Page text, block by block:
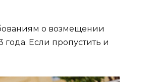
о возмещении
года. Если пропустить и